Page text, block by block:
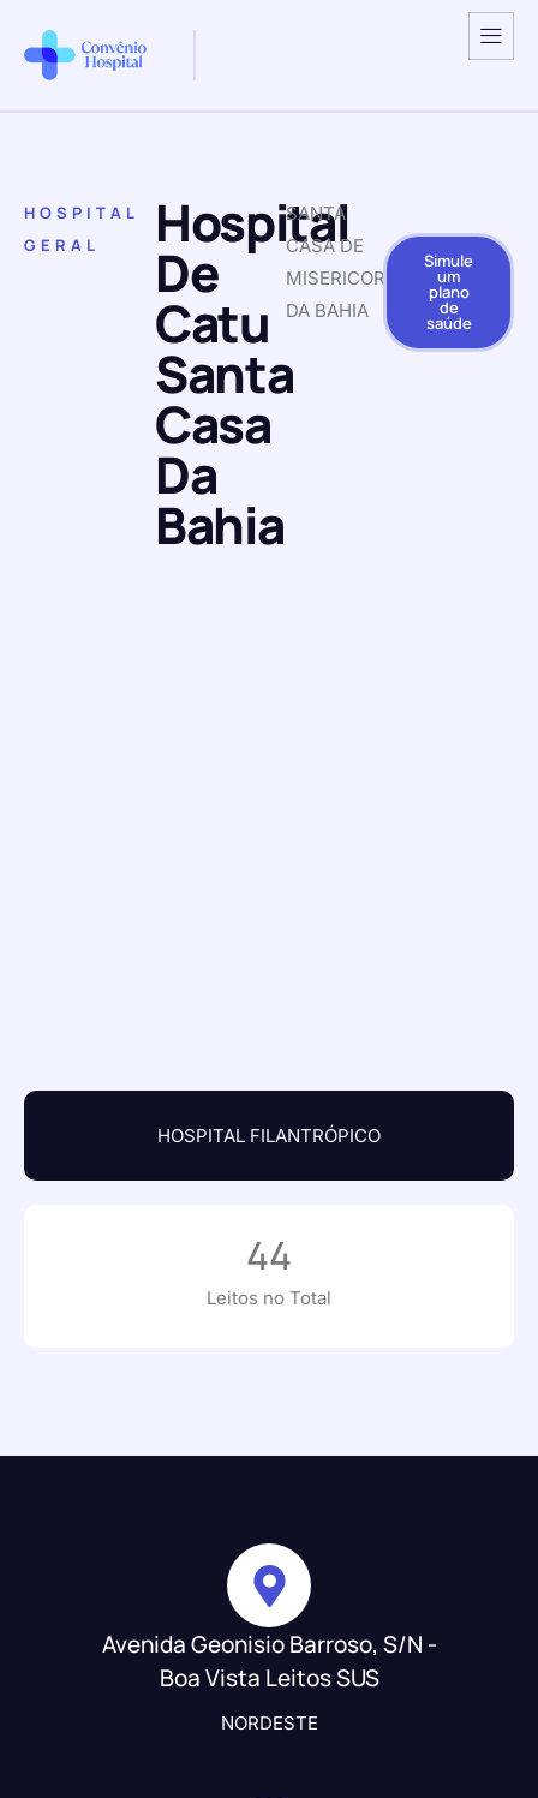
HOSPITAL
GERAL
Hospital
De
Catu
Santa
Casa
Da
Bahia
SANTA
CASA DE
MISERICORDIA
DA BAHIA
Simule
um
plano
de
saúde
HOSPITAL FILANTRÓPICO
Leitos no Total
44
Avenida Geonisio Barroso, S/N -
Boa Vista Leitos SUS
NORDESTE